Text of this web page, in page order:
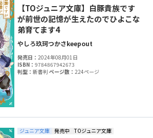
【TOジュニア文庫】白豚貴族です
が前世の記憶が生えたのでひよこな
弟育てます4
やしろ玖珂つかさkeepout
発売日：2024年08月01日
ISBN：9784867942673
判型：新書判ページ数：224ページ
ジュニア文庫 発売中 TOジュニア文庫